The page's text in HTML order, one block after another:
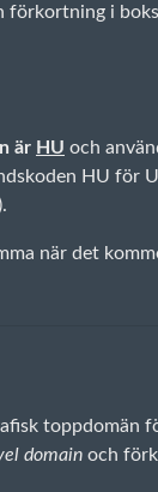
förkortning i
är HU och
HU
när det
toppdomän
domain och